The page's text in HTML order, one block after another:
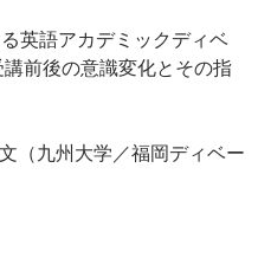
英語アカデミックディベ
前後の意識変化とその指
九州大学／福岡ディベー